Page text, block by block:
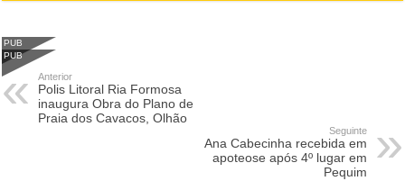
PUB
PUB
Anterior
Polis Litoral Ria Formosa
inaugura Obra do Plano de
Praia dos Cavacos, Olhão
Seguinte
Ana Cabecinha recebida em
apoteose após 4º lugar em
Pequim